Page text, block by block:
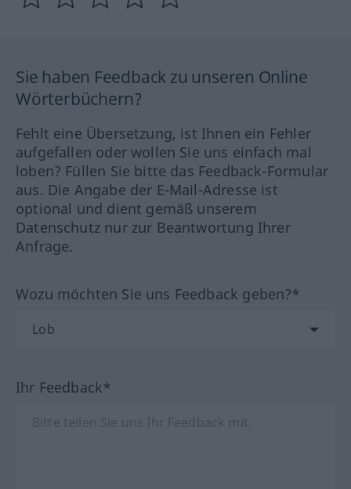
Sie haben Feedback zu unseren Online
Wörterbüchern?
Fehlt eine Übersetzung, ist Ihnen ein Fehler
aufgefallen oder wollen Sie uns einfach mal
loben? Füllen Sie bitte das Feedback-Formular
aus. Die Angabe der E-Mail-Adresse ist
optional und dient gemäß unserem
Datenschutz nur zur Beantwortung Ihrer
Anfrage.
Wozu möchten Sie uns Feedback geben?*
Ihr Feedback*